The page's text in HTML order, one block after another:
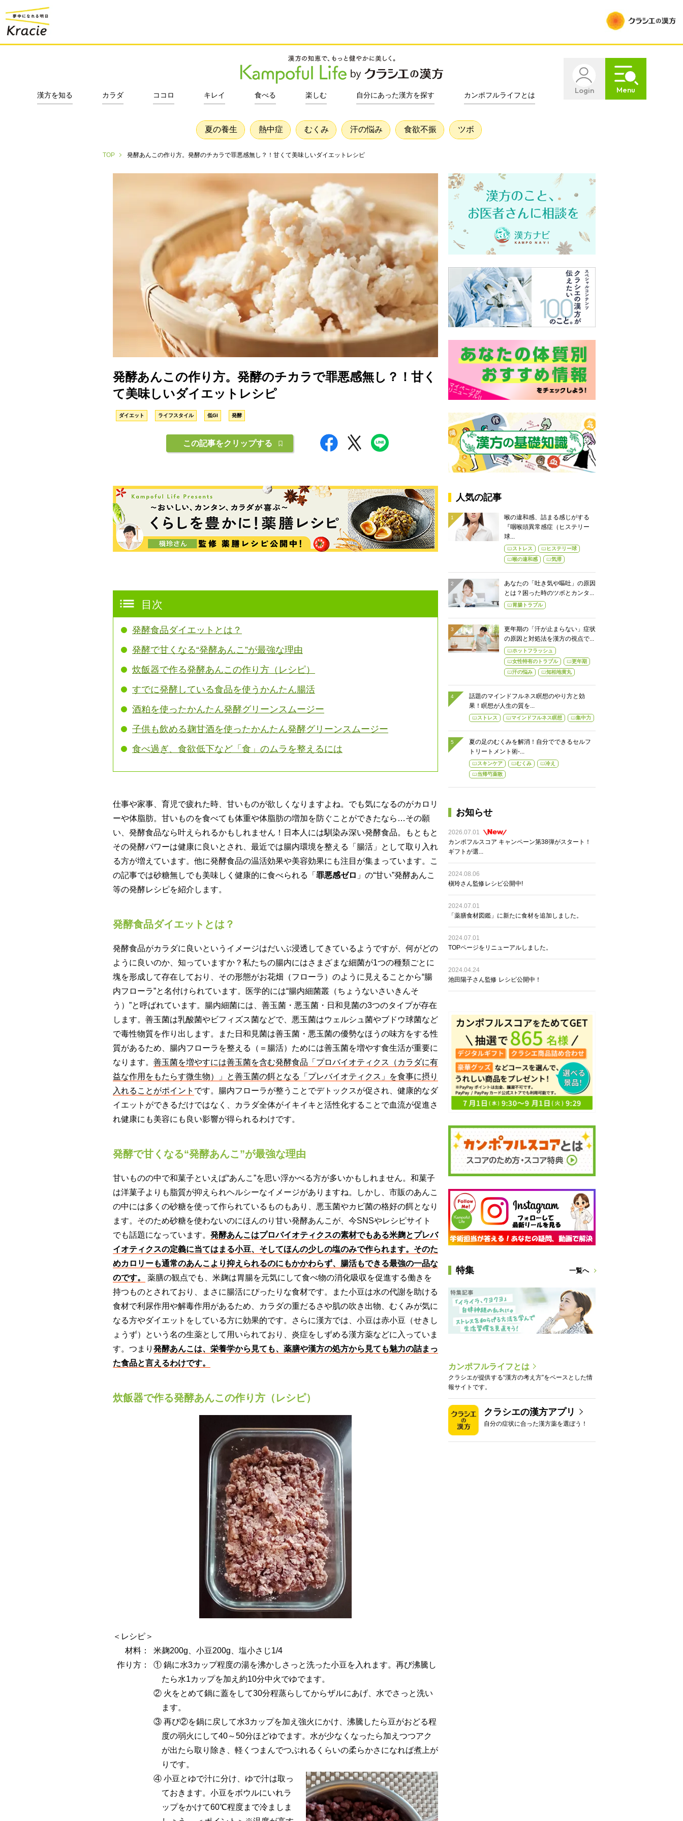
Login Menu
漢方を知る カラダ ココロ キレイ 食べる 楽しむ 自分にあった漢方を探す カンポフルライフとは
夏の養生 熱中症 むくみ 汗の悩み 食欲不振 ツボ
TOP 発酵あんこの作り方。発酵のチカラで罪悪感無し？！甘くて美味しいダイエットレシピ
発酵あんこの作り方。発酵のチカラで罪悪感無し？！甘く
て美味しいダイエットレシピ
ダイエット ライフスタイル 低GI 発酵
この記事をクリップする
目次
発酵食品ダイエットとは？
発酵で甘くなる“発酵あんこ”が最強な理由
炊飯器で作る発酵あんこの作り方（レシピ）
すでに発酵している食品を使うかんたん腸活
酒粕を使ったかんたん発酵グリーンスムージー
子供も飲める麹甘酒を使ったかんたん発酵グリーンスムージー
食べ過ぎ、食欲低下など「食」のムラを整えるには
仕事や家事、育児で疲れた時、甘いものが欲しくなりますよね。でも気になるのがカロリ
ーや体脂肪。甘いものを食べても体重や体脂肪の増加を防ぐことができたなら…その願
い、発酵食品なら叶えられるかもしれません！日本人には馴染み深い発酵食品。もともと
その発酵パワーは健康に良いとされ、最近では腸内環境を整える「腸活」として取り入れ
る方が増えています。他に発酵食品の温活効果や美容効果にも注目が集まっています。こ
の記事では砂糖無しでも美味しく健康的に食べられる「 罪悪感ゼロ 」の“甘い”発酵あんこ
等の発酵レシピを紹介します。
発酵食品ダイエットとは？
発酵食品がカラダに良いというイメージはだいぶ浸透してきているようですが、何がどの
ように良いのか、知っていますか？私たちの腸内にはさまざまな細菌が1つの種類ごとに
塊を形成して存在しており、その形態がお花畑（フローラ）のように見えることから“腸
内フローラ”と名付けられています。医学的には“腸内細菌叢（ちょうないさいきんそ
う）”と呼ばれています。腸内細菌には、善玉菌・悪玉菌・日和見菌の3つのタイプが存在
します。善玉菌は乳酸菌やビフィズス菌などで、悪玉菌はウェルシュ菌やブドウ球菌など
で毒性物質を作り出します。また日和見菌は善玉菌・悪玉菌の優勢なほうの味方をする性
質があるため、腸内フローラを整える（＝腸活）ためには善玉菌を増やす食生活が重要に
なります。 善玉菌を増やすには善玉菌を含む発酵食品「プロバイオティクス（カラダに有
益な作用をもたらす微生物）」と善玉菌の餌となる「プレバイオティクス」を食事に摂り
入れることがポイント です。腸内フローラが整うことでデトックスが促され、健康的なダ
イエットができるだけではなく、カラダ全体がイキイキと活性化することで血流が促進さ
れ健康にも美容にも良い影響が得られるわけです。
発酵で甘くなる“発酵あんこ”が最強な理由
甘いものの中で和菓子といえば“あんこ”を思い浮かべる方が多いかもしれません。和菓子
は洋菓子よりも脂質が抑えられヘルシーなイメージがありますね。しかし、市販のあんこ
の中には多くの砂糖を使って作られているものもあり、悪玉菌やカビ菌の格好の餌となり
ます。そのため砂糖を使わないのにほんのり甘い発酵あんこが、今SNSやレシピサイト
でも話題になっています。 発酵あんこはプロバイオティクスの素材でもある米麹とプレバ
イオティクスの定義に当てはまる小豆、そしてほんの少しの塩のみで作られます。そのた
めカロリーも通常のあんこより抑えられるのにもかかわらず、腸活もできる最強の一品な
のです。
薬膳の観点でも、米麹は胃腸を元気にして食べ物の消化吸収を促進する働きを
持つものとされており、まさに腸活にぴったりな食材です。また小豆は水の代謝を助ける
食材で利尿作用や解毒作用があるため、カラダの重だるさや肌の吹き出物、むくみが気に
なる方やダイエットをしている方に効果的です。さらに漢方では、小豆は赤小豆（せきし
ょうず）という名の生薬として用いられており、炎症をしずめる漢方薬などに入っていま
す。つまり 発酵あんこは、栄養学から見ても、薬膳や漢方の処方から見ても魅力の詰まっ
た食品と言えるわけです。
炊飯器で作る発酵あんこの作り方（レシピ）
＜レシピ＞
材料：
米麹200g、小豆200g、塩小さじ1/4
作り方：
① 鍋に水3カップ程度の湯を沸かしさっと洗った小豆を入れます。再び沸騰し
たら水1カップを加え約10分中火でゆでます。
② 火をとめて鍋に蓋をして30分程蒸らしてからザルにあげ、水でさっと洗い
ます。
③ 再び②を鍋に戻して水3カップを加え強火にかけ、沸騰したら豆がおどる程
度の弱火にして40～50分ほどゆでます。水が少なくなったら加えつつアク
が出たら取り除き、軽くつまんでつぶれるくらいの柔らかさになれば煮上が
りです。
④ 小豆とゆで汁に分け、ゆで汁は取っ
ておきます。小豆をボウルにいれラ
ップをかけて60℃程度まで冷ましま
人気の記事
喉の違和感、詰まる感じがする
『咽喉頭異常感症（ヒステリー
球...
ストレス
ヒステリー球
喉の違和感
気滞
あなたの「吐き気や嘔吐」の原因
とは？困った時のツボとカンタ...
胃腸トラブル
更年期の「汗が止まらない」症状
の原因と対処法を漢方の視点で...
ホットフラッシュ
女性特有のトラブル
更年期
汗の悩み
知柏地黄丸
話題のマインドフルネス瞑想のやり方と効
果！瞑想が人生の質を...
ストレス マインドフルネス瞑想 集中力
夏の足のむくみを解消！自分でできるセルフ
トリートメント術-...
スキンケア むくみ
冷え
当帰芍薬散
お知らせ
2026.07.01
カンポフルスコア キャンペーン第38弾がスタート！
ギフトが選...
2024.08.06
槇玲さん監修レシピ公開中!
2024.07.01
「薬膳食材図鑑」に新たに食材を追加しました。
2024.07.01
TOPページをリニューアルしました。
2024.04.24
池田陽子さん監修 レシピ公開中！
特集 一覧へ
カンポフルライフとは
クラシエが提供する“漢方の考え方”をベースとした情
報サイトです。
クラシエの漢方アプリ
自分の症状に合った漢方薬を選ぼう！